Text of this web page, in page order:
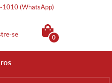
1010 (WhatsApp)
se 0